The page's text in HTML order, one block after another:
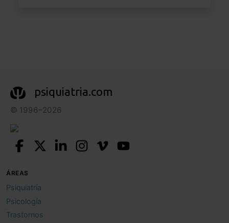
psiquiatria.com
© 1996–2026
ÁREAS
Psiquiatría
Psicología
Trastornos